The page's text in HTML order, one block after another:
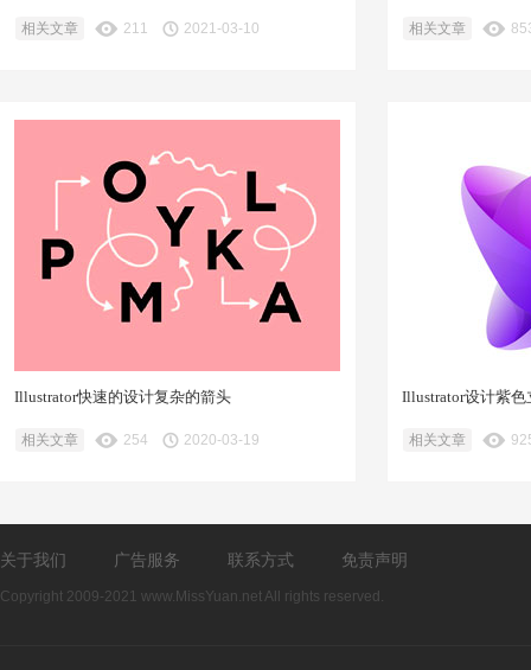
相关文章 211 2021-03-10 相关文章
Illustrator快速的设计复杂的箭头
相关文章 254 2020-03-19
Illustrator设计紫色
相关文章
关于我们 广告服务 联系方式 免责声明
Copyright 2009-2021 www.MissYuan.net All rights reserved.